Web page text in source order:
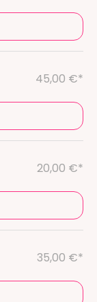
45,00 €*
20,00 €*
35,00 €*